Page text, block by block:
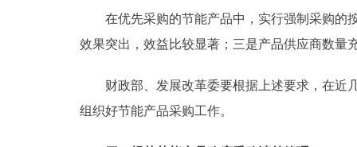
在优先采购的节能产品中，实行强制采购的按
效果突出，效益比较显著；三是产品供应商数量
财政部、发展改革委要根据上述要求，在近几
组织好节能产品采购工作。